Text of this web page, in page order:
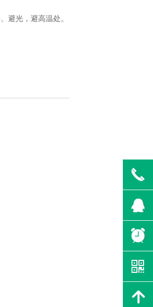
避光，避高温处。
끅
뀩
뀥
낃
녕